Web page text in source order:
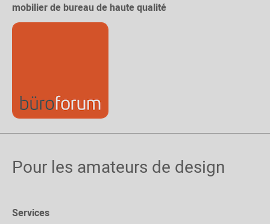
mobilier de bureau de haute qualité
Pour les amateurs de design
Services